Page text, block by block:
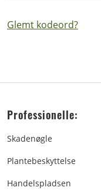
Glemt kodeord?
Professionelle:
Skadenøgle
Plantebeskyttelse
Handelspladsen